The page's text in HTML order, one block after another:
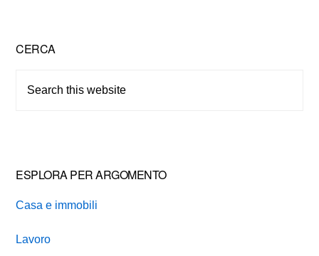
Primary
Sidebar
CERCA
ESPLORA PER ARGOMENTO
Casa e immobili
Lavoro